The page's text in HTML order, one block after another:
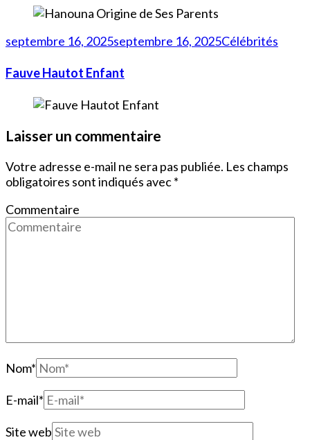
septembre 16, 2025septembre 16, 2025Célébrités
Fauve Hautot Enfant
Laisser un commentaire
Votre adresse e-mail ne sera pas publiée. Les champs
obligatoires sont indiqués avec*
Commentaire
Nom*
E-mail*
Site web